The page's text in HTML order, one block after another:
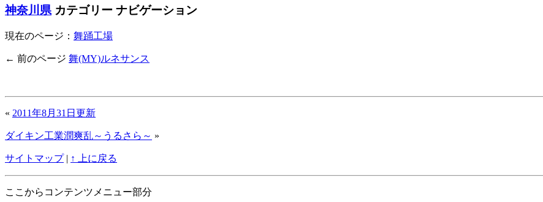
神奈川県カテゴリー ナビゲーション
現在のページ： 舞踊工場
← 前のページ 舞(MY)ルネサンス
« 2011年8月31日更新
ダイキン工業潤爽乱～うるさら～ »
サイトマップ| ↑ 上に戻る
ここからコンテンツメニュー部分